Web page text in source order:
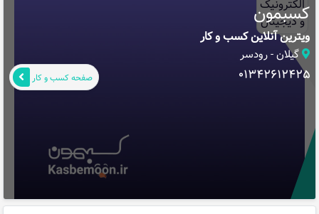
کسبمون
ویترین آنلاین کسب و کار
صفحه کسب و کار
گیلان - رودسر
01342612425